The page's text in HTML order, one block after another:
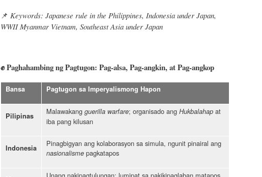
📌 Keywords: Japanese rule in the Philippines, Indonesia under Japan,
WWII Myanmar Vietnam, Southeast Asia under Japan
✊Paghahambing ng Pagtugon: Pag-alsa, Pag-angkin, at Pag-angkop
Bansa Pagtugon sa Imperyalismong Hapon
Pilipinas Malawakang guerilla warfare; organisado ang Hukbalahap at
iba pang kilusan
Indonesia Pinagbigyan ang kolaborasyon sa simula, ngunit pinairal ang
nasionalisme pagkatapos
Unang nakipagtulungan; lumipat sa pakikipaglaban matapos